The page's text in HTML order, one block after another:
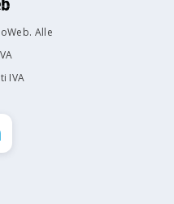
Alle
IVA